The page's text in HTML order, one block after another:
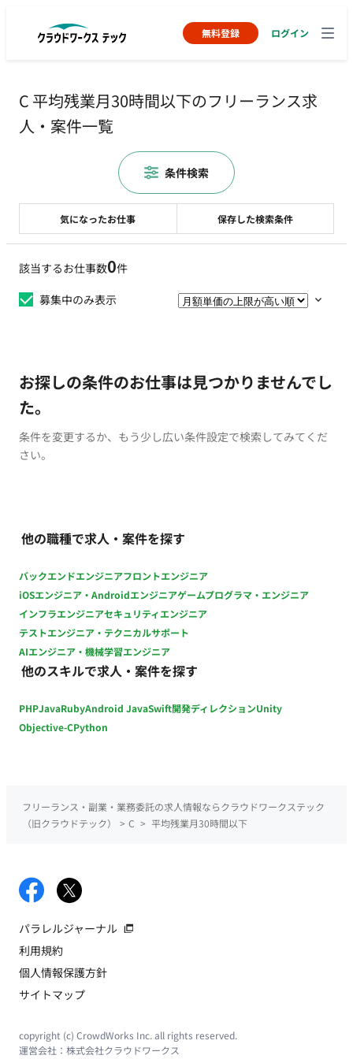
無料登録 ログイン
C 平均残業月30時間以下のフリーランス求
人・案件一覧
該当するお仕事数0件
募集中のみ表示
お探しの条件のお仕事は見つかりませんでし
た。
条件を変更するか、もう少し広い条件設定で検索してみてくだ
さい。
他の職種で求人・案件を探す
バックエンドエンジニアフロントエンジニア
iOSエンジニア・Androidエンジニアゲームプログラマ・エンジニア
インフラエンジニアセキュリティエンジニア
テストエンジニア・テクニカルサポート
AIエンジニア・機械学習エンジニア
他のスキルで求人・案件を探す
PHPJavaRubyAndroid JavaSwift開発ディレクションUnity
Objective-CPython
気になったお仕事 保存した検索条件
条件検索
フリーランス・副業・業務委託の求人情報ならクラウドワークステック
（旧クラウドテック）
> C > 平均残業月30時間以下
パラレルジャーナル
利用規約
個人情報保護方針
サイトマップ
copyright (c) CrowdWorks Inc. all rights reserved.
運営会社： 株式会社クラウドワークス